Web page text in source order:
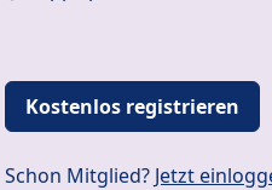
Kostenlos registrieren
Schon Mitglied? Jetzt